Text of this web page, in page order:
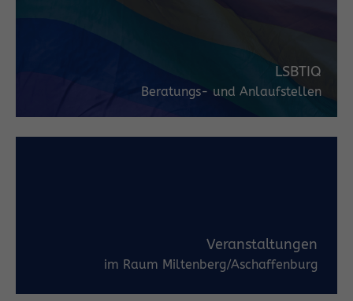
LSBTIQ
Beratungs- und Anlaufstellen
Veranstaltungen
im Raum Miltenberg/Aschaffenburg